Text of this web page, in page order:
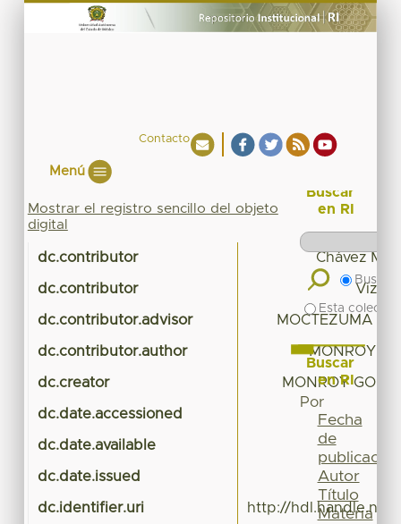
Contacto
Menú
Mostrar el registro sencillo del objeto
digital
dc.contributor Chávez
dc.contributor
dc.contributor.advisor MOCTEZUMA
dc.contributor.author MONROY
dc.creator MONROY
dc.date.accessioned
dc.date.available
dc.date.issued
dc.identifier.uri http://hdl.handle.net/
Buscar
en RI
Buscar
Esta
Buscar
en RI
Por
Fecha
de
publicación
Autor
Título
Materia